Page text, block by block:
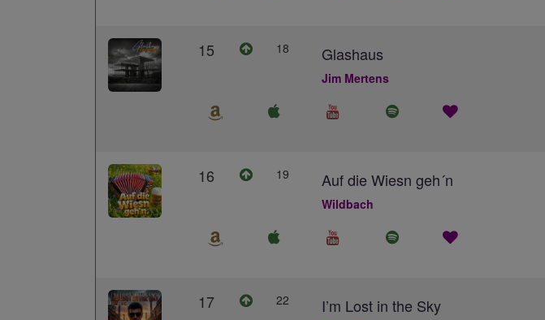
15 18 Glashaus
Jim Mertens
16 19 Auf die Wiesn geh´n
Wildbach
17 22 I’m Lost in the Sky